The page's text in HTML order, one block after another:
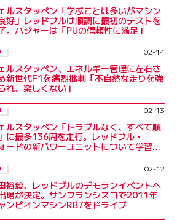
ルスタッペン「学ぶことは多いがマシン
好」レッドブルは順調に最初のテストを
。ハジャーは「PUの信頼性に満足」
02-14
ルスタッペン、エネルギー管理に左右さ
新世代F1を痛烈批判「不自然な走りを強
れ、楽しくない」
02-13
ルスタッペン「トラブルなく、すべて順
に最多136周を走行。レッドブル・
ードの新パワーユニットについて学習重
02-12
裕毅、レッドブルのデモランイベントへ
場が決定。サンフランシスコで2011年
ンピオンマシンRB7をドライブ